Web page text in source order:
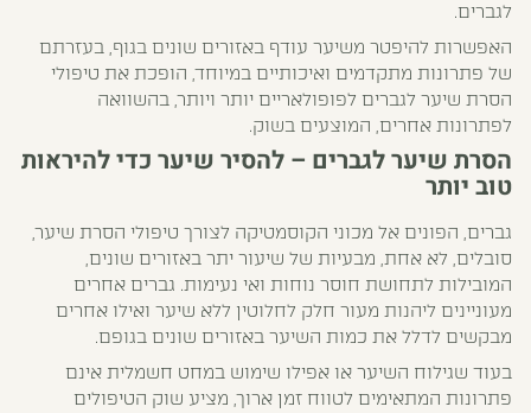
לגברים.
האפשרות להיפטר משיער עודף באזורים שונים בגוף, בעזרתם
של פתרונות מתקדמים ואיכותיים במיוחד, הופכת את טיפולי
הסרת שיער לגברים לפופולאריים יותר ויותר, בהשוואה
לפתרונות אחרים, המוצעים בשוק.
הסרת שיער לגברים – להסיר שיער כדי להיראות
טוב יותר
גברים, הפונים אל מכוני הקוסמטיקה לצורך טיפולי הסרת שיער,
סובלים, לא אחת, מבעיות של שיעור יתר באזורים שונים,
המובילות לתחושת חוסר נוחות ואי נעימות. גברים אחרים
מעוניינים ליהנות מעור חלק לחלוטין ללא שיער ואילו אחרים
מבקשים לדלל את כמות השיער באזורים שונים בגופם.
בעוד שגילוח השיער או אפילו שימוש במחט חשמלית אינם
פתרונות המתאימים לטווח זמן ארוך, מציע שוק הטיפולים